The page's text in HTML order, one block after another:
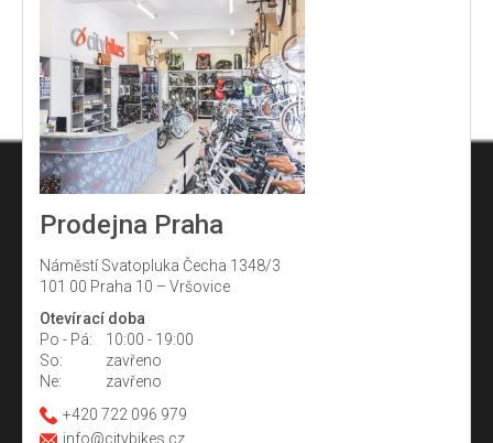
Prodejna Praha
Náměstí Svatopluka Čecha 1348/3
101 00 Praha 10 – Vršovice
Otevírací doba
Po - Pá:
10:00 - 19:00
So:
zavřeno
Ne:
zavřeno
+420 722 096 979
info@citybikes.cz